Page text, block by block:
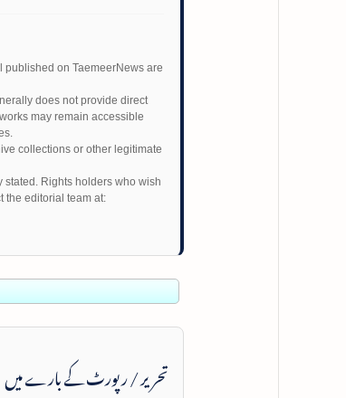
published on TaemeerNews are
does not provide direct
may remain accessible
collections or other legitimate
Rights holders who wish
the editorial team at:
تحریر / رپورٹ کے بارے میں